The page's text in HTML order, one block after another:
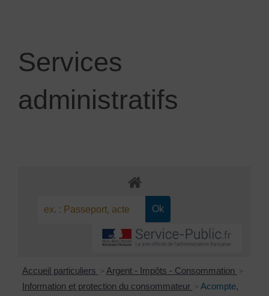
Services
administratifs
Accueil particuliers > Argent - Impôts - Consommation >
Information et protection du consommateur > Acompte,